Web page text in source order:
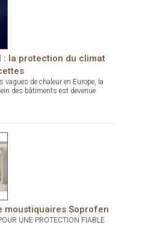
: la protection du climat
vagues de chaleur en Europe, la
des bâtiments est devenue
moustiquaires Soprofen
UNE PROTECTION FIABLE